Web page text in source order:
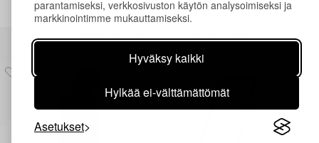
parantamiseksi, verkkosivuston käytön analysoimiseksi ja
markkinointimme mukauttamiseksi.
Hyväksy kaikki
Hylkää ei-välttämättömät
Asetukset
Muiden katsomia kohteita